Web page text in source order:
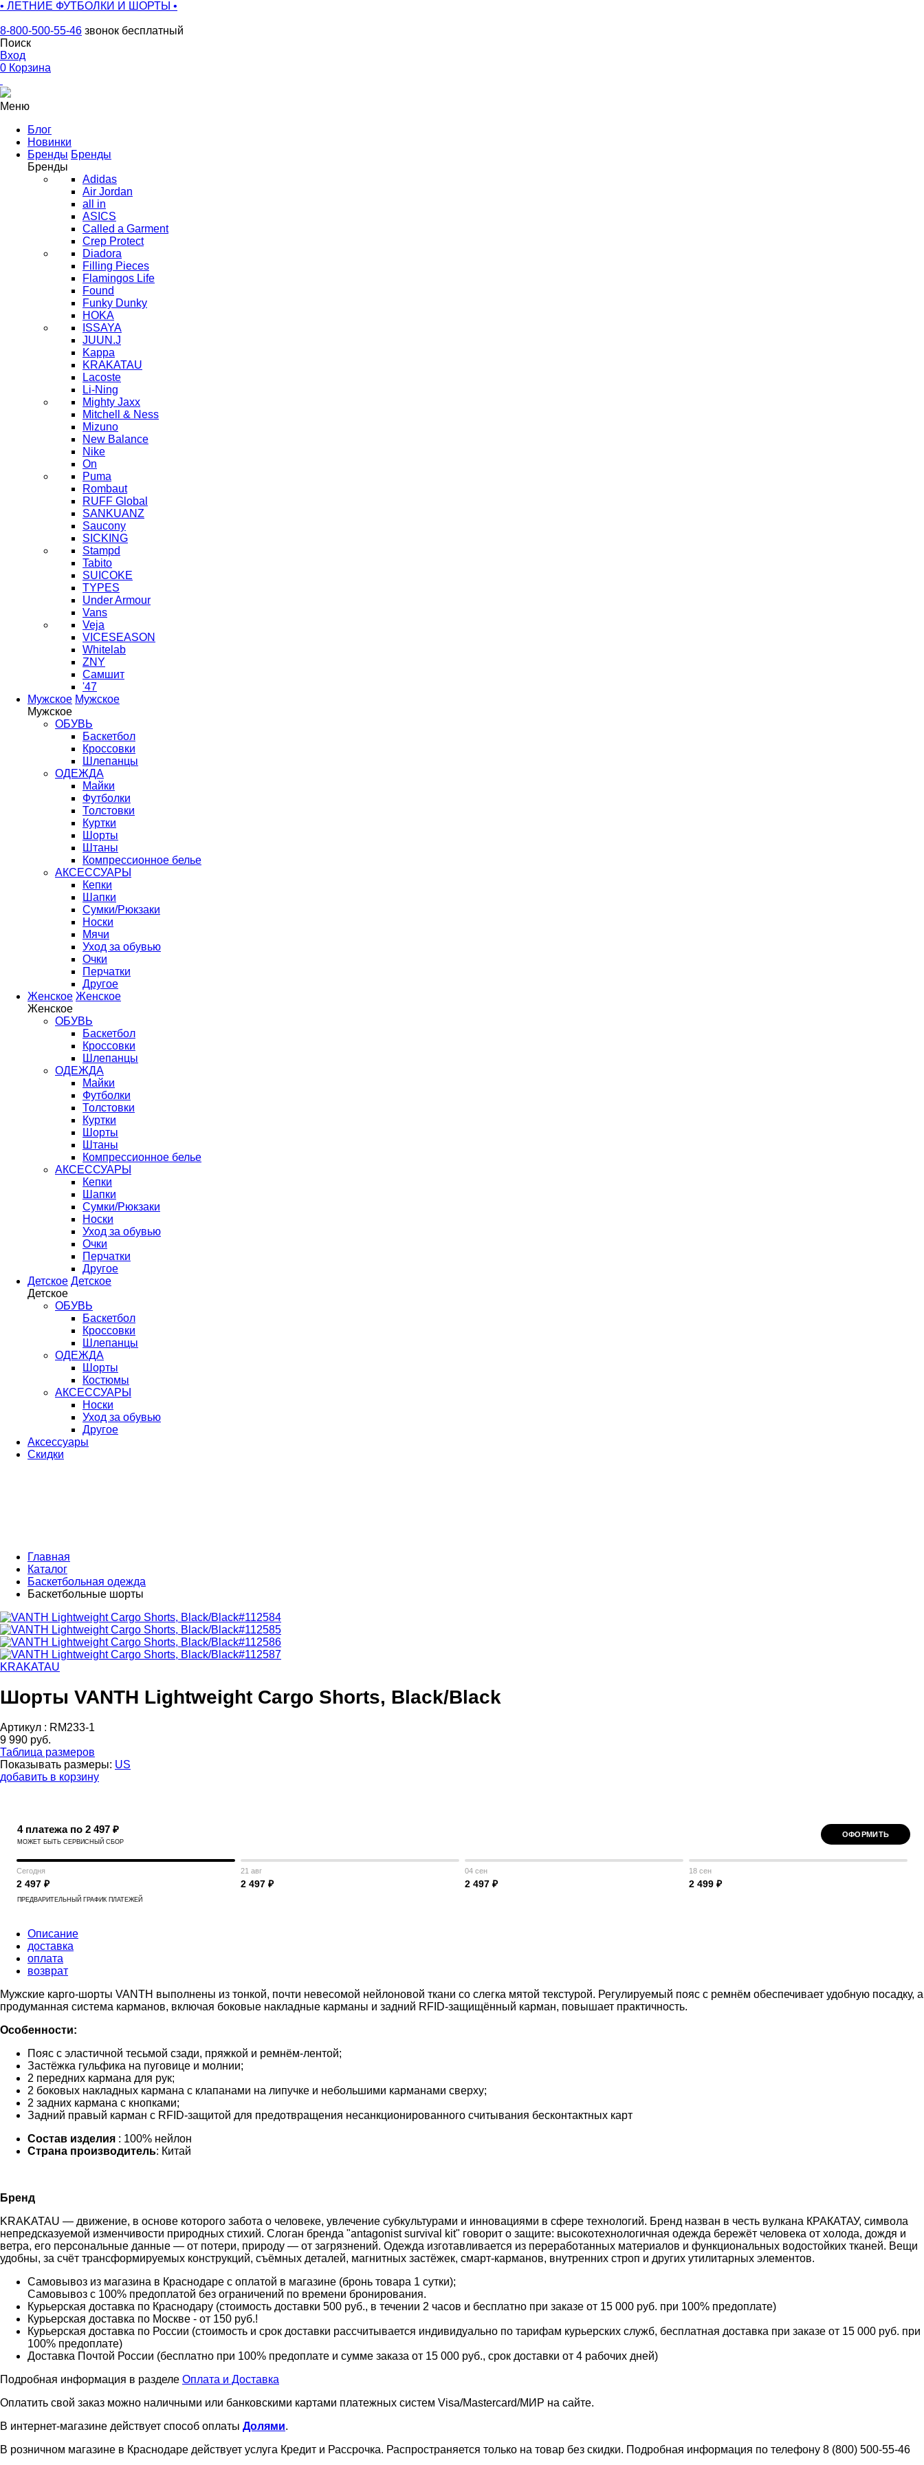
• ЛЕТНИЕ ФУТБОЛКИ И ШОРТЫ •
8-800-500-55-46 звонок бесплатный
Поиск
Вход
0 Корзина
Меню
Блог
Новинки
Бренды Бренды
Бренды
Adidas
Air Jordan
all in
ASICS
Called a Garment
Crep Protect
Diadora
Filling Pieces
Flamingos Life
Found
Funky Dunky
HOKA
ISSAYA
JUUN.J
Kappa
KRAKATAU
Lacoste
Li-Ning
Mighty Jaxx
Mitchell & Ness
Mizuno
New Balance
Nike
On
Puma
Rombaut
RUFF Global
SANKUANZ
Saucony
SICKING
Stampd
Tabito
SUICOKE
TYPES
Under Armour
Vans
Veja
VICESEASON
Whitelab
ZNY
Самшит
'47
Мужское Мужское
Мужское
ОБУВЬ
Баскетбол
Кроссовки
Шлепанцы
ОДЕЖДА
Майки
Футболки
Толстовки
Куртки
Шорты
Штаны
Компрессионное белье
АКСЕССУАРЫ
Кепки
Шапки
Сумки/Рюкзаки
Носки
Мячи
Уход за обувью
Очки
Перчатки
Другое
Женское Женское
Женское
ОБУВЬ
Баскетбол
Кроссовки
Шлепанцы
ОДЕЖДА
Майки
Футболки
Толстовки
Куртки
Шорты
Штаны
Компрессионное белье
АКСЕССУАРЫ
Кепки
Шапки
Сумки/Рюкзаки
Носки
Уход за обувью
Очки
Перчатки
Другое
Детское Детское
Детское
ОБУВЬ
Баскетбол
Кроссовки
Шлепанцы
ОДЕЖДА
Шорты
Костюмы
АКСЕССУАРЫ
Носки
Уход за обувью
Другое
Аксессуары
Скидки
Главная
Каталог
Баскетбольная одежда
Баскетбольные шорты
KRAKATAU
Шорты VANTH Lightweight Cargo Shorts, Black/Black
Артикул : RM233-1
9 990 руб.
Таблица размеров
Показывать размеры: US
добавить в корзину
4 платежа по 2 497 ₽
МОЖЕТ БЫТЬ СЕРВИСНЫЙ СБОР
ОФОРМИТЬ
Сегодня
2 497 ₽
21 авг
2 497 ₽
04 сен
2 497 ₽
18 сен
2 499 ₽
ПРЕДВАРИТЕЛЬНЫЙ ГРАФИК ПЛАТЕЖЕЙ
Описание
доставка
оплата
возврат
Мужские карго-шорты VANTH выполнены из тонкой, почти невесомой нейлоновой ткани со слегка мятой текстурой. Регулируемый пояс с ремнём обеспечивает удобную посадку, а
продуманная система карманов, включая боковые накладные карманы и задний RFID-защищённый карман, повышает практичность.
Особенности:
Пояс с эластичной тесьмой сзади, пряжкой и ремнём-лентой;
Застёжка гульфика на пуговице и молнии;
2 передних кармана для рук;
2 боковых накладных кармана с клапанами на липучке и небольшими карманами сверху;
2 задних кармана с кнопками;
Задний правый карман с RFID-защитой для предотвращения несанкционированного считывания бесконтактных карт
Состав изделия : 100% нейлон
Страна производитель: Китай
Бренд
KRAKATAU — движение, в основе которого забота о человеке, увлечение субкультурами и инновациями в сфере технологий. Бренд назван в честь вулкана КРАКАТАУ, символа
непредсказуемой изменчивости природных стихий. Слоган бренда "antagonist survival kit" говорит о защите: высокотехнологичная одежда бережёт человека от холода, дождя и
ветра, его персональные данные — от потери, природу — от загрязнений. Одежда изготавливается из переработанных материалов и функциональных водостойких тканей. Вещи
удобны, за счёт трансформируемых конструкций, съёмных деталей, магнитных застёжек, смарт-карманов, внутренних строп и других утилитарных элементов.
Самовывоз из магазина в Краснодаре с оплатой в магазине (бронь товара 1 сутки);
Самовывоз с 100% предоплатой без ограничений по времени бронирования.
Курьерская доставка по Краснодару (стоимость доставки 500 руб., в течении 2 часов и бесплатно при заказе от 15 000 руб. при 100% предоплате)
Курьерская доставка по Москве - от 150 руб.!
Курьерская доставка по России (стоимость и срок доставки рассчитывается индивидуально по тарифам курьерских служб, бесплатная доставка при заказе от 15 000 руб. при
100% предоплате)
Доставка Почтой России (бесплатно при 100% предоплате и сумме заказа от 15 000 руб., срок доставки от 4 рабочих дней)
Подробная информация в разделе Оплата и Доставка
Оплатить свой заказ можно наличными или банковскими картами платежных систем Visa/Mastercard/МИР на сайте.
В интернет-магазине действует способ оплаты Долями.
В розничном магазине в Краснодаре действует услуга Кредит и Рассрочка. Распространяется только на товар без скидки. Подробная информация по телефону 8 (800) 500-55-46